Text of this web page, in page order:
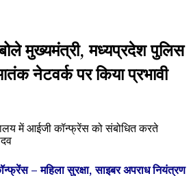
मुख्यमंत्री, मध्यप्रदेश पुलिस
नेटवर्क पर किया प्रभावी
– महिला सुरक्षा, साइबर अपराध नियंत्रण